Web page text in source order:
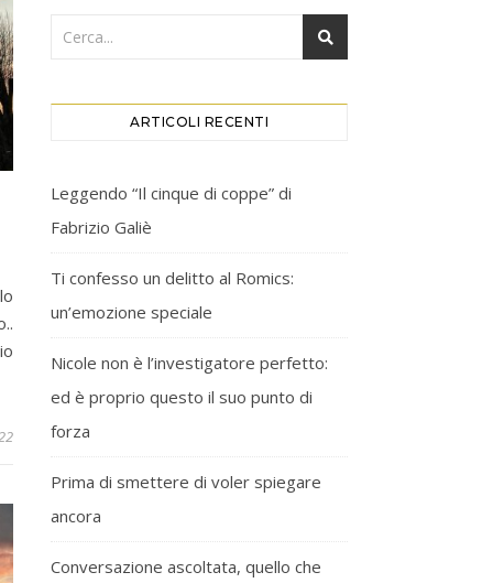
ARTICOLI RECENTI
Leggendo “Il cinque di coppe” di
Fabrizio Galiè
Ti confesso un delitto al Romics:
un’emozione speciale
Nicole non è l’investigatore perfetto:
ed è proprio questo il suo punto di
forza
Prima di smettere di voler spiegare
ancora
Conversazione ascoltata, quello che